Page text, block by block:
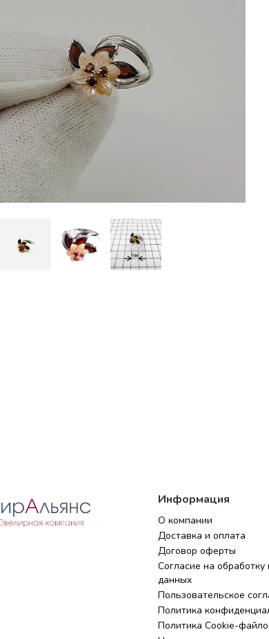
Информация
О компании
Доставка и оплата
Договор оферты
Согласие на
данных
Пользовательское
Политика
Политика Cookie-